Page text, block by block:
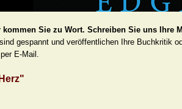
kommen Sie zu Wort. Schreiben Sie uns Ihre
gespannt und veröffentlichen Ihre Buchkritik
E-Mail.